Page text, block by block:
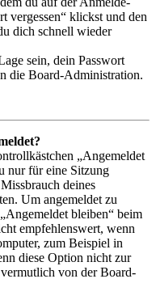
vergessen“ klickst und den
dich schnell wieder
sein, dein Passwort
die Board-Administration.
„Angemeldet
nur für eine Sitzung
deines
Um angemeldet zu
bleiben“ beim
empfehlenswert, wenn
zum Beispiel in
diese Option nicht zur
von der Board-